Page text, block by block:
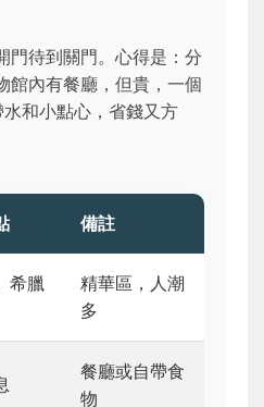
門待到關門。心得是：分
館內有餐廳，但貴，一個
和小點心，省錢又方
備註
希臘
精華區，人潮
多
餐廳或自帶食
物